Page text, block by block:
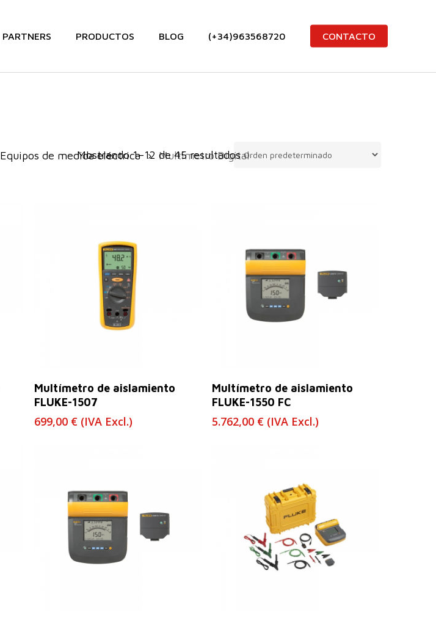
PARTNERS PRODUCTOS BLOG (+34)963568720 CONTACTO
Mostrando 1–12 de 45 resultados
Equipos de medida eléctrica Multímetro Digital
Leer Más
Multímetro de aislamiento
FLUKE-1507
699,00 € (IVA Excl.)
Leer Más
Multímetro de aislamiento
FLUKE-1550 FC
5.762,00 € (IVA Excl.)